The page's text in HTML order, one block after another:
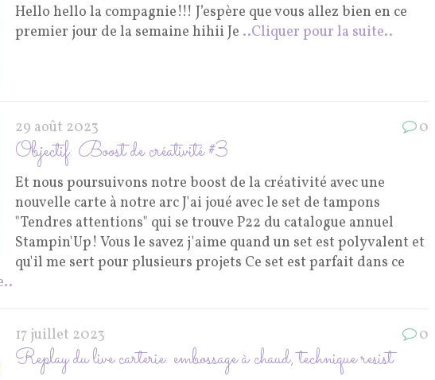
Hello hello la compagnie!!! J’espère que vous allez bien en ce
premier jour de la semaine hihii Je ..Cliquer pour la suite..
29 août 2023 0
Objectif: Boost de créativité #3
Et nous poursuivons notre boost de la créativité avec une
nouvelle carte à notre arc J'ai joué avec le set de tampons
"Tendres attentions" qui se trouve P22 du catalogue annuel
Stampin'Up! Vous le savez j'aime quand un set est polyvalent et
qu'il me sert pour plusieurs projets Ce set est parfait dans ce
17 juillet 2023 0
Replay du live carterie: embossage à chaud, technique resist